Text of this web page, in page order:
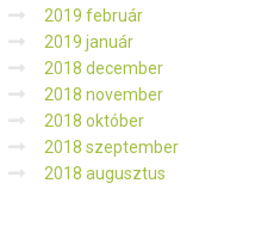
2019 február
2019 január
2018 december
2018 november
2018 október
2018 szeptember
2018 augusztus